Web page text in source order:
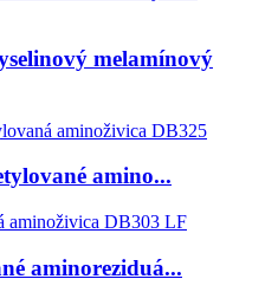
melamínový
amino...
aminoreziduá...